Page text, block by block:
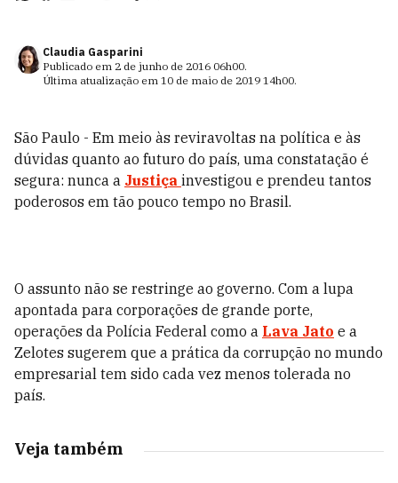
Claudia Gasparini
Publicado em 2 de junho de 2016 06h00.
Última atualização em 10 de maio de 2019 14h00.
São Paulo - Em meio às reviravoltas na política e às
dúvidas quanto ao futuro do país, uma constatação é
segura: nunca a Justiça investigou e prendeu tantos
poderosos em tão pouco tempo no Brasil.
O assunto não se restringe ao governo. Com a lupa
apontada para corporações de grande porte,
operações da Polícia Federal como a Lava Jato e a
Zelotes sugerem que a prática da corrupção no mundo
empresarial tem sido cada vez menos tolerada no
país.
Veja também